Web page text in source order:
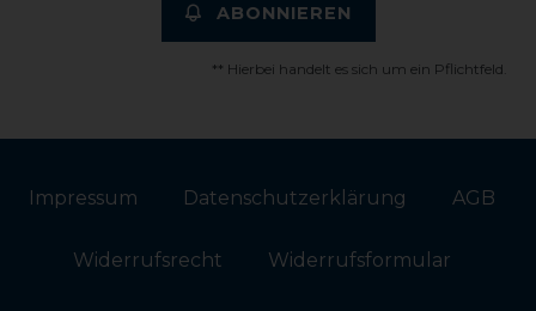
ABONNIEREN
** Hierbei handelt es sich um ein Pflichtfeld.
Impressum Daten­schutz­erklärung AGB
Widerrufs­recht Widerrufs­formular